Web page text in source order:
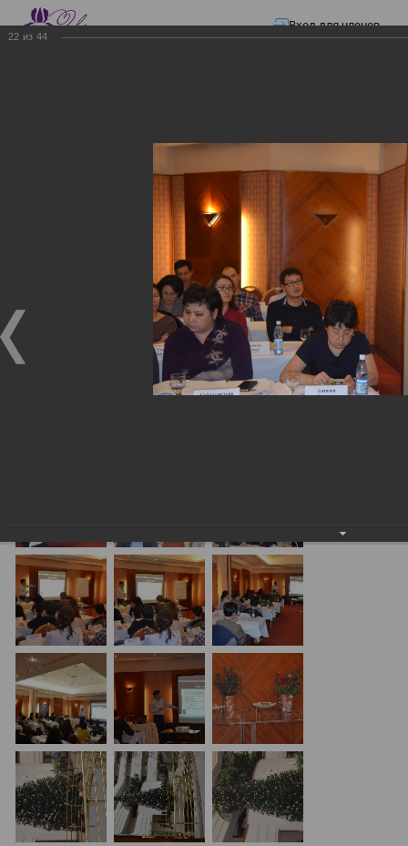
Вход для членов
Закона «О ТРАНСФЕРТНОМ ЦЕНООБРАЗОВАНИИ»
Семинар по разъяснению
норм Закона «О
ТРАНСФЕРТНОМ
ЦЕНООБРАЗОВАНИИ»
Семинар по разъяснению норм Закона «О
ТРАНСФЕРТНОМ ЦЕНООБРАЗОВАНИИ»
22 из 44